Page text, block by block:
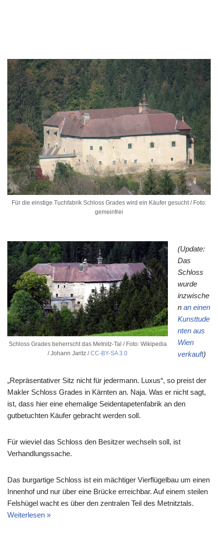
Für die einstige Tuchfabrik Schloss Grades wird ein Käufer gesucht / Foto:
gemeinfrei
Schloss Grades beherrscht das Metnitz-Tal / Foto: Wikipedia
/ Johann Jaritz /CC-BY-SA 3.0
(Update:
Das
Schloss
wurde
inzwische
n an einen
Kunsttude
nten aus
Wien
verkauft)
„Repräsentativer Sitz nicht für jedermann. Luxus“, so preist der
Makler Schloss Grades in Kärnten an. Naja. Was er nicht sagt,
ist, dass hier eine ehemalige Seidentapetenfabrik an den
gutbetuchten Käufer gebracht werden soll.
Für wieviel das Schloss den Besitzer wechseln soll, ist
Verhandlungssache.
Das burgartige Schloss ist ein mächtiger Vierflügelbau um einen
Innenhof und nur über eine Brücke erreichbar. Auf einem steilen
Felshügel wacht es über den zentralen Teil des Metnitztals.
Weiterlesen »